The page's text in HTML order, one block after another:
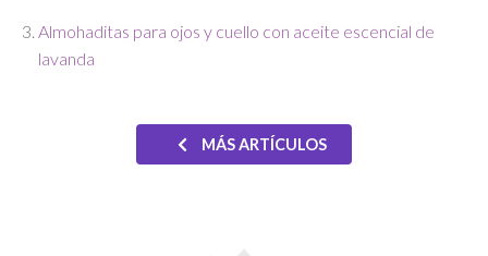
Almohaditas para ojos y cuello con aceite escencial de
lavanda
MÁS ARTÍCULOS